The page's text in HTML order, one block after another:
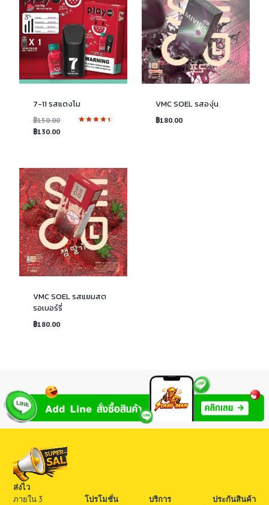
7-11 รสแตงโม
฿150.00Original
price
฿130.00Current
VMC SOEL รสองุ่น
฿180.00
VMC SOEL รสแยมสต
รอเบอร์รี่
฿180.00
ส่งไว
ภายใน 3
โปรโมชั่น
บริการ
ประกันสินค้า